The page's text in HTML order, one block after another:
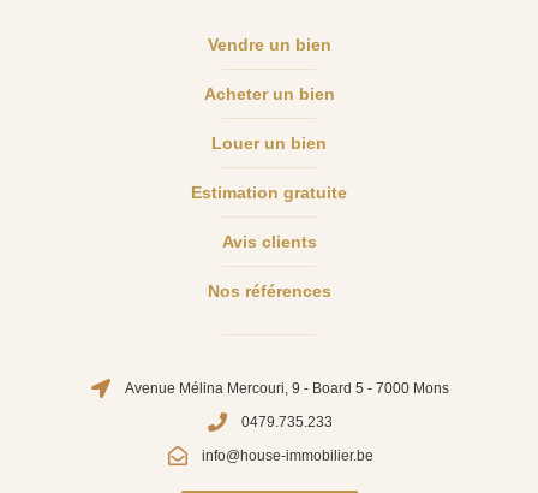
Vendre un bien
Acheter un bien
Louer un bien
Estimation gratuite
Avis clients
Nos références
Avenue Mélina Mercouri, 9 - Board 5 - 7000 Mons
0479.735.233
info@house-immobilier.be